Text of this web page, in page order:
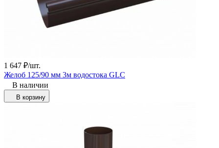
1 647 ₽/шт.
Желоб 125/90 мм 3м водостока GLC
В наличии
В корзину